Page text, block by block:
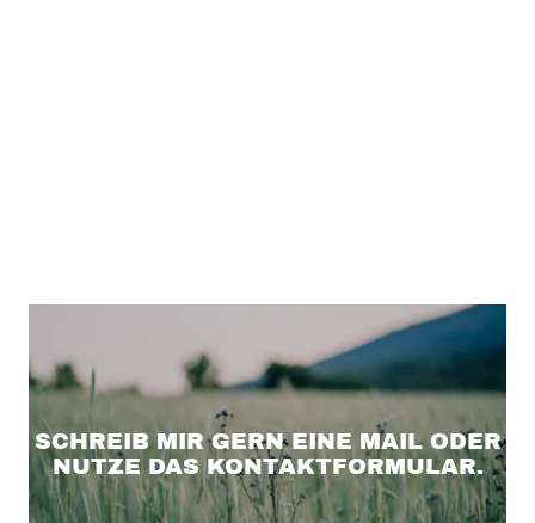
SCHREIB MIR GERN EINE MAIL ODER
NUTZE DAS KONTAKTFORMULAR.